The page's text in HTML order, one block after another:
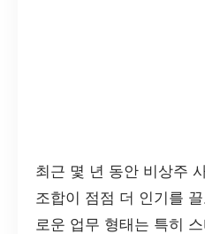
최근 몇 년 동안 비상주
조합이 점점 더 인기를
로운 업무 형태는 특히